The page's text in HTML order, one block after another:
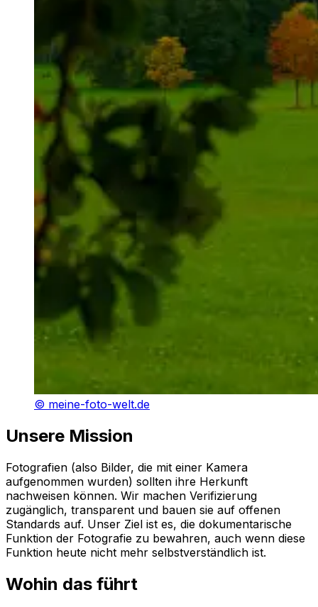
© meine-foto-welt.de
Unsere Mission
Fotografien (also Bilder, die mit einer Kamera
aufgenommen wurden) sollten ihre Herkunft
nachweisen können. Wir machen Verifizierung
zugänglich, transparent und bauen sie auf offenen
Standards auf. Unser Ziel ist es, die dokumentarische
Funktion der Fotografie zu bewahren, auch wenn diese
Funktion heute nicht mehr selbstverständlich ist.
Wohin das führt